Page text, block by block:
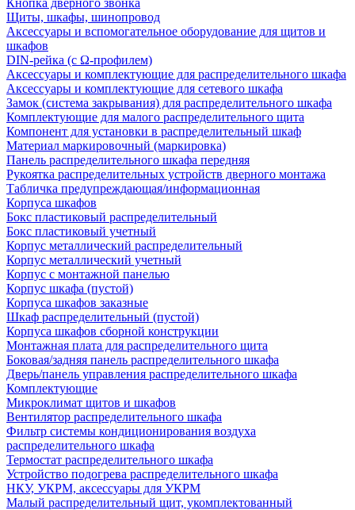
Кнопка дверного звонка
Щиты, шкафы, шинопровод
Аксессуары и вспомогательное оборудование для щитов и
шкафов
DIN-рейка (с Ω-профилем)
Аксессуары и комплектующие для распределительного шкафа
Аксессуары и комплектующие для сетевого шкафа
Замок (система закрывания) для распределительного шкафа
Комплектующие для малого распределительного щита
Компонент для установки в распределительный шкаф
Материал маркировочный (маркировка)
Панель распределительного шкафа передняя
Рукоятка распределительных устройств дверного монтажа
Табличка предупреждающая/информационная
Корпуса шкафов
Бокс пластиковый распределительный
Бокс пластиковый учетный
Корпус металлический распределительный
Корпус металлический учетный
Корпус с монтажной панелью
Корпус шкафа (пустой)
Корпуса шкафов заказные
Шкаф распределительный (пустой)
Корпуса шкафов сборной конструкции
Монтажная плата для распределительного щита
Боковая/задняя панель распределительного шкафа
Дверь/панель управления распределительного шкафа
Комплектующие
Микроклимат щитов и шкафов
Вентилятор распределительного шкафа
Фильтр системы кондиционирования воздуха
распределительного шкафа
Термостат распределительного шкафа
Устройство подогрева распределительного шкафа
НКУ, УКРМ, аксессуары для УКРМ
Малый распределительный щит, укомплектованный